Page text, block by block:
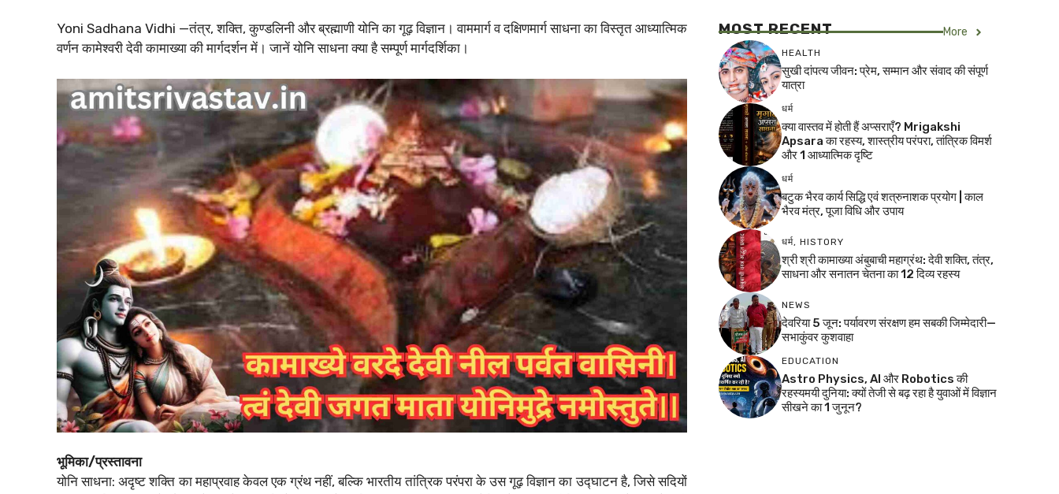
Yoni Sadhana Vidhi —तंत्र, शक्ति, कुण्डलिनी और ब्रह्माणी योनि का गूढ़ विज्ञान। वाममार्ग व दक्षिणमार्ग साधना का विस्तृत आध्यात्मिक
वर्णन कामेश्वरी देवी कामाख्या की मार्गदर्शन में। जानें योनि साधना क्या है सम्पूर्ण मार्गदर्शिका।
भूमिका/प्रस्तावना
योनि साधना: अदृष्ट शक्ति का महाप्रवाह केवल एक ग्रंथ नहीं, बल्कि भारतीय तांत्रिक परंपरा के उस गूढ़ विज्ञान का उद्घाटन है, जिसे सदियों
MOST RECENT More
HEALTH
सुखी दांपत्य जीवन: प्रेम, सम्मान और संवाद की संपूर्ण
यात्रा
धर्म
क्या वास्तव में होती हैं अप्सराएँ? Mrigakshi
Apsara का रहस्य, शास्त्रीय परंपरा, तांत्रिक विमर्श
और 1 आध्यात्मिक दृष्टि
धर्म
बटुक भैरव कार्य सिद्धि एवं शत्रुनाशक प्रयोग | काल
भैरव मंत्र, पूजा विधि और उपाय
धर्म, HISTORY
श्री श्री कामाख्या अंबुबाची महाग्रंथ: देवी शक्ति, तंत्र,
साधना और सनातन चेतना का 12 दिव्य रहस्य
NEWS
देवरिया 5 जून: पर्यावरण संरक्षण हम सबकी जिम्मेदारी—
सभाकुंवर कुशवाहा
EDUCATION
Astro Physics, AI और Robotics की
रहस्यमयी दुनिया: क्यों तेजी से बढ़ रहा है युवाओं में विज्ञान
सीखने का 1 जुनून?